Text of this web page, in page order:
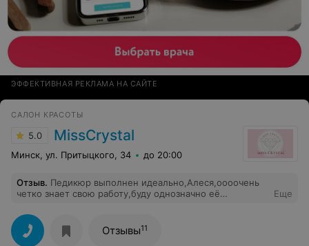
ЭФФЕКТИВНАЯ РЕКЛАМА НА САЙТЕ
САЛОН КРАСОТЫ
5.0 MissCrystal
Минск, ул. Притыцкого, 34 до 20:00
Отзыв. Педикюр выполнен идеально,Алеся,оооочень
четко знает свою работу,буду однозначно её
обрабатывают в 180 градусов.Мои самые лучшие
рекомендации в выборе мастера Алеси.Прошу
учесть,что я привередливый клиент.Огромное спасибо.
Еще
Отзывы11